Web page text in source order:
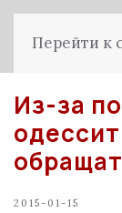
Перейти к
Из-за
2015-01-15